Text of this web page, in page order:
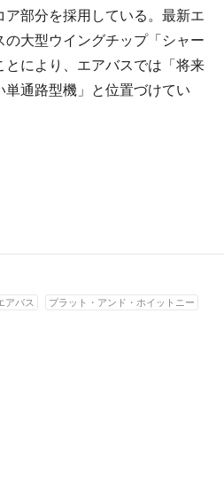
部分を採用している。最新エ
の大型ウイングチップ「シャー
とにより、エアバスでは「将来
通路型機」と位置づけてい
アバス プラット・アンド・ホイットニー